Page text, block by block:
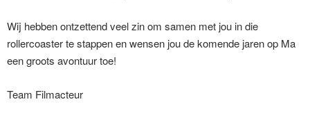
Wij hebben ontzettend veel zin om samen met jou in die
rollercoaster te stappen en wensen jou de komende jaren op Ma
een groots avontuur toe!
Team Filmacteur